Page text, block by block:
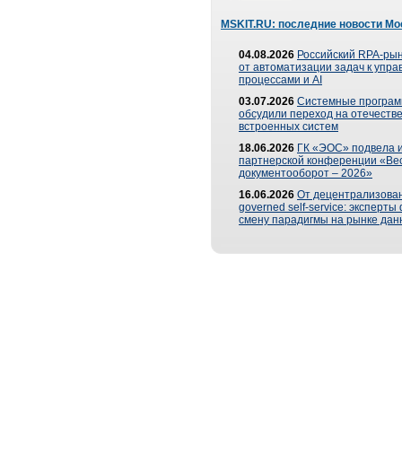
MSKIT.RU: последние новости
04.08.2026 Российский RPA-
от автоматизации задач к
процессами и AI
03.07.2026 Системные
обсудили переход на
встроенных систем
18.06.2026 ГК «ЭОС» подвела
партнерской конференции
документооборот – 2026»
16.06.2026 От
governed self-service: эксперты
смену парадигмы на рынке